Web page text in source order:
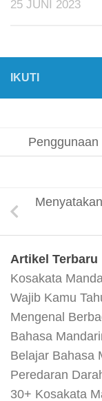
25 JUNI 2023
IKUTI
Artikel Terbaru
Kosakata
Wajib Kamu
Mengenal
Bahasa
Belajar Bahasa
Peredaran
30+ Kosakata